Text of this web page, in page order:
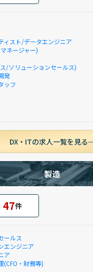
ィスト/データエンジニア
ネージャー)
/ソリューションセールス)
発
ッフ
DX・ITの求人一覧を見る
製造
47件
ールス
エンジニア
ア
(CFO・財務等)